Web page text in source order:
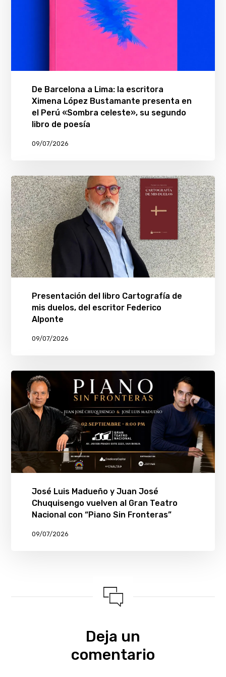
De Barcelona a Lima: la escritora
Ximena López Bustamante presenta en
el Perú «Sombra celeste», su segundo
libro de poesía
09/07/2026
Presentación del libro Cartografía de
mis duelos, del escritor Federico
Alponte
09/07/2026
José Luis Madueño y Juan José
Chuquisengo vuelven al Gran Teatro
Nacional con “Piano Sin Fronteras”
09/07/2026
Deja un
comentario